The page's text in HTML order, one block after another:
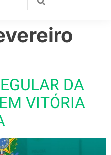
DA
VITÓRIA